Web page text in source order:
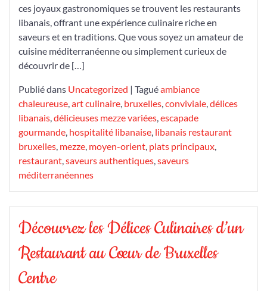
ces joyaux gastronomiques se trouvent les restaurants
libanais, offrant une expérience culinaire riche en
saveurs et en traditions. Que vous soyez un amateur de
cuisine méditerranéenne ou simplement curieux de
découvrir de […]
Publié dans Uncategorized | Taguéambiance
chaleureuse art culinaire bruxelles conviviale délices
libanais délicieuses mezze variées escapade
gourmande hospitalité libanaise libanais restaurant
bruxelles mezze moyen-orient plats principaux
restaurant saveurs authentiques saveurs
méditerranéennes
Découvrez les Délices Culinaires d’un
Restaurant au Cœur de Bruxelles
Centre